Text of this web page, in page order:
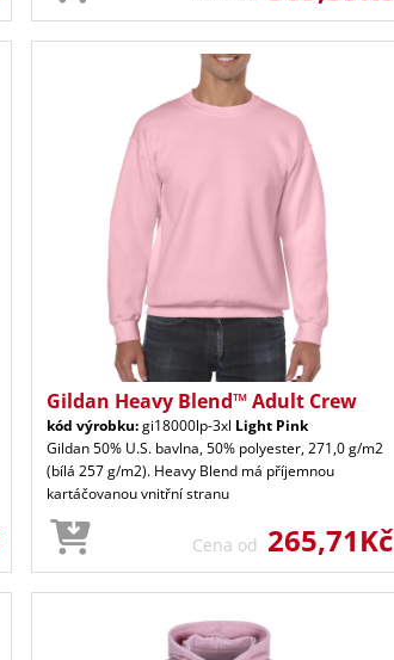
Gildan Heavy Blend™ Adult Crew
kód výrobku:gi18000lp-3xl Light Pink
Gildan 50% U.S. bavlna, 50% polyester, 271,0 g/m2
(bílá 257 g/m2). Heavy Blend má příjemnou
kartáčovanou vnitřní stranu
Cena od 265,71Kč